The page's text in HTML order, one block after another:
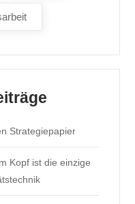
Strategiepapier
Kopf ist die einzige